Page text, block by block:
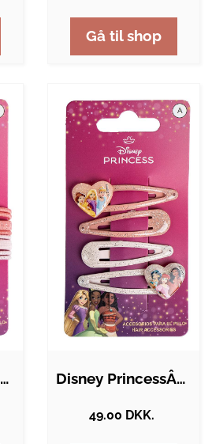
Gå til shop
Disney PrincessÂ® Hårelastikker Disney PrincessÂ® Hjerte Hårspænder
49.00 DKK.